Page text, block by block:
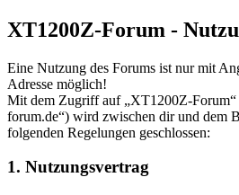
XT1200Z-Forum -
Eine Nutzung des Forums ist nur mit
Adresse möglich!
Mit dem Zugriff auf „XT1200Z-Forum“
forum.de“) wird zwischen dir und dem
folgenden Regelungen geschlossen:
1. Nutzungsvertrag